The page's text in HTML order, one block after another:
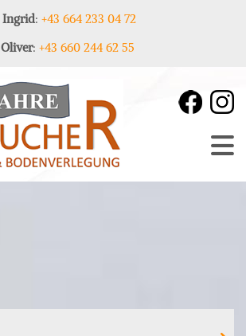
Ingrid: +43 664 233 04 72
Oliver: +43 660 244 62 55